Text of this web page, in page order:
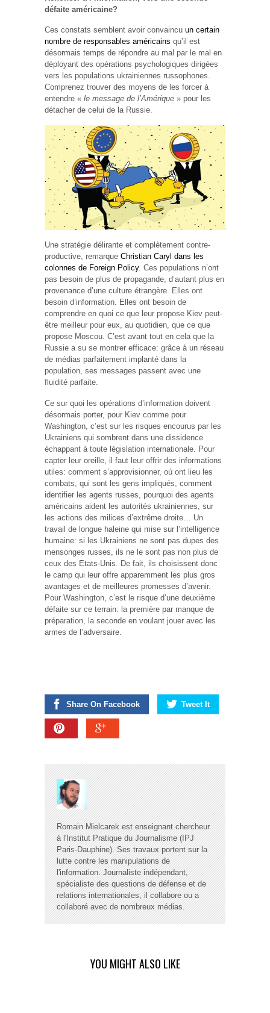
défaite américaine?
Ces constats semblent avoir convaincu un certain
nombre de responsables américains qu’il est
désormais temps de répondre au mal par le mal en
déployant des opérations psychologiques dirigées
vers les populations ukrainiennes russophones.
Comprenez trouver des moyens de les forcer à
entendre « le message de l’Amérique » pour les
détacher de celui de la Russie.
Une stratégie délirante et complètement contre-
productive, remarque Christian Caryl dans les
colonnes de Foreign Policy. Ces populations n’ont
pas besoin de plus de propagande, d’autant plus en
provenance d’une culture étrangère. Elles ont
besoin d’information. Elles ont besoin de
comprendre en quoi ce que leur propose Kiev peut-
être meilleur pour eux, au quotidien, que ce que
propose Moscou. C’est avant tout en cela que la
Russie a su se montrer efficace: grâce à un réseau
de médias parfaitement implanté dans la
population, ses messages passent avec une
fluidité parfaite.
Ce sur quoi les opérations d’information doivent
désormais porter, pour Kiev comme pour
Washington, c’est sur les risques encourus par les
Ukrainiens qui sombrent dans une dissidence
échappant à toute législation internationale. Pour
capter leur oreille, il faut leur offrir des informations
utiles: comment s’approvisionner, où ont lieu les
combats, qui sont les gens impliqués, comment
identifier les agents russes, pourquoi des agents
américains aident les autorités ukrainiennes, sur
les actions des milices d’extrême droite… Un
travail de longue haleine qui mise sur l’intelligence
humaine: si les Ukrainiens ne sont pas dupes des
mensonges russes, ils ne le sont pas non plus de
ceux des Etats-Unis. De fait, ils choisissent donc
le camp qui leur offre apparemment les plus gros
avantages et de meilleures promesses d’avenir.
Pour Washington, c’est le risque d’une deuxième
défaite sur ce terrain: la première par manque de
préparation, la seconde en voulant jouer avec les
armes de l’adversaire.
Share On Facebook Tweet It
Romain Mielcarek est enseignant chercheur
à l'Institut Pratique du Journalisme (IPJ
Paris-Dauphine). Ses travaux portent sur la
lutte contre les manipulations de
l'information. Journaliste indépendant,
spécialiste des questions de défense et de
relations internationales, il collabore ou a
collaboré avec de nombreux médias.
YOU MIGHT ALSO LIKE